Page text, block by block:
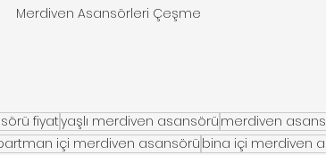
Merdiven Asansörleri Çeşme
fiyatyaşlı merdiven asansörü merdiven
içi merdiven asansörü bina içi merdiven